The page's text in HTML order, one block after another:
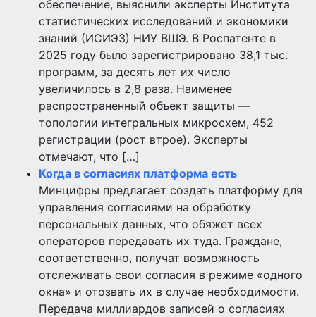
обеспечение, выяснили эксперты Института
статистических исследований и экономики
знаний (ИСИЭЗ) НИУ ВШЭ. В Роспатенте в
2025 году было зарегистрировано 38,1 тыс.
программ, за десять лет их число
увеличилось в 2,8 раза. Наименее
распространенный объект защиты —
топологии интегральных микросхем, 452
регистрации (рост втрое). Эксперты
отмечают, что […]
Когда в согласиях платформа есть
Минцифры предлагает создать платформу для
управления согласиями на обработку
персональных данных, что обяжет всех
операторов передавать их туда. Граждане,
соответственно, получат возможность
отслеживать свои согласия в режиме «одного
окна» и отозвать их в случае необходимости.
Передача миллиардов записей о согласиях